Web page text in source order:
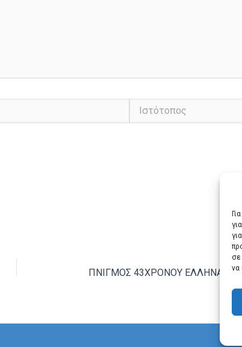
σε
να
Ιστότοπος
ΠΝΙΓΜΟΣ 43ΧΡΟΝΟΥ ΕΛΛΗΝΑ